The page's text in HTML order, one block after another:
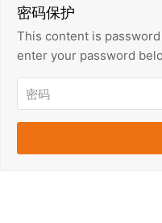
密码保护
This content is
enter your password